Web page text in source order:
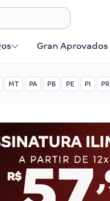
Gran Aprovados
MT PA PB PE PI PR